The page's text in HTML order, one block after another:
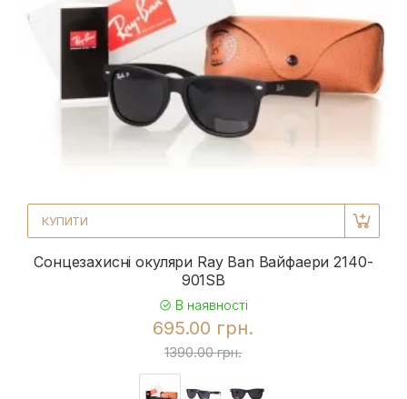
КУПИТИ
Сонцезахисні окуляри Ray Ban Вайфаери 2140-
901SB
В наявності
695.00 грн.
1390.00 грн.